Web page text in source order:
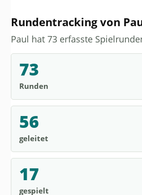
Rundentracking von
Paul hat 73 erfasste
73
Runden
56
geleitet
17
gespielt